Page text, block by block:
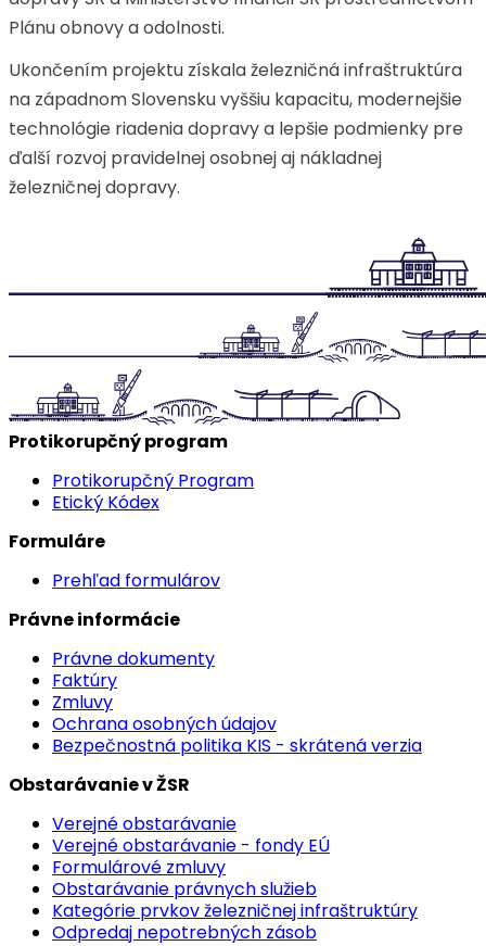
Plánu obnovy a odolnosti.
Ukončením projektu získala železničná infraštruktúra
na západnom Slovensku vyššiu kapacitu, modernejšie
technológie riadenia dopravy a lepšie podmienky pre
ďalší rozvoj pravidelnej osobnej aj nákladnej
železničnej dopravy.
Protikorupčný program
Protikorupčný Program
Etický Kódex
Formuláre
Prehľad formulárov
Právne informácie
Právne dokumenty
Faktúry
Zmluvy
Ochrana osobných údajov
Bezpečnostná politika KIS - skrátená verzia
Obstarávanie v ŽSR
Verejné obstarávanie
Verejné obstarávanie - fondy EÚ
Formulárové zmluvy
Obstarávanie právnych služieb
Kategórie prvkov železničnej infraštruktúry
Odpredaj nepotrebných zásob